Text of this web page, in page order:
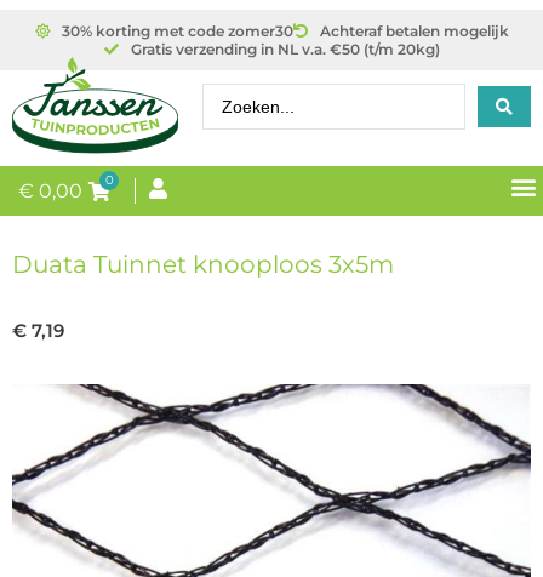
30% korting met code zomer30
Achteraf betalen mogelijk
Gratis verzending in NL v.a. €50 (t/m 20kg)
€ 0,00 0
Duata Tuinnet knooploos 3x5m
€ 7,19